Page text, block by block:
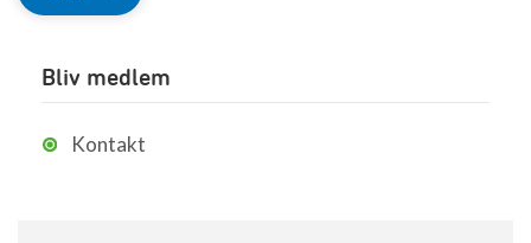
Bliv medlem
Kontakt